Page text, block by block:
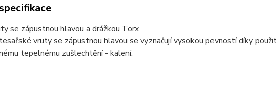
se zápustnou hlavou a drážkou Torx
vruty se zápustnou hlavou se vyznačují vysokou pevností díky
tepelnému zušlechtění - kalení.